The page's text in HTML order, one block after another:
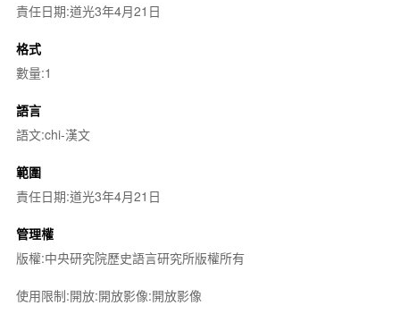
責任日期:道光3年4月21日
格式
數量:1
語言
語文:chi-漢文
範圍
責任日期:道光3年4月21日
管理權
版權:中央研究院歷史語言研究所版權所有
使用限制:開放:開放影像:開放影像